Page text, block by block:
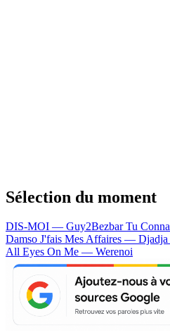
Sélection du moment
DIS-MOI — Guy2BezbarTu
Damso J'fais Mes Affaires —
All Eyes On Me — Werenoi